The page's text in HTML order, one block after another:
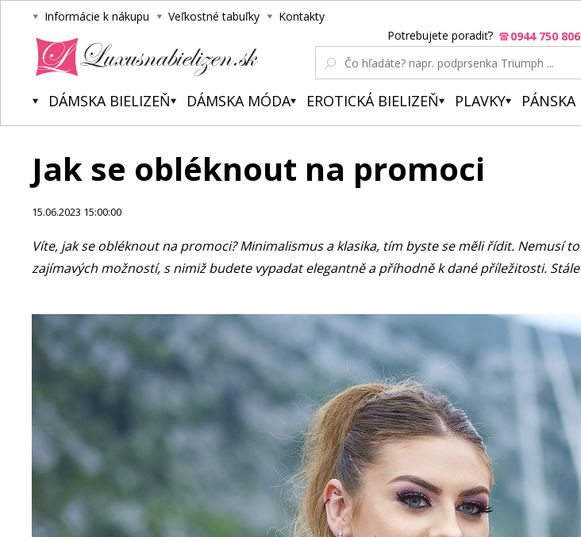
Informácie k nákupu Veľkostné tabuľky Kontakty
Potrebujete poradiť? 0944 750 806
DÁMSKA BIELIZEŇ DÁMSKA MÓDA EROTICKÁ BIELIZEŇ PLAVKY PÁNSKA
Jak se obléknout na promoci
15.06.2023 15:00:00
Víte, jak se obléknout na promoci? Minimalismus a klasika, tím byste se měli řídit. Nemusí
zajímavých možností, s nimiž budete vypadat elegantně a příhodně k dané příležitosti.